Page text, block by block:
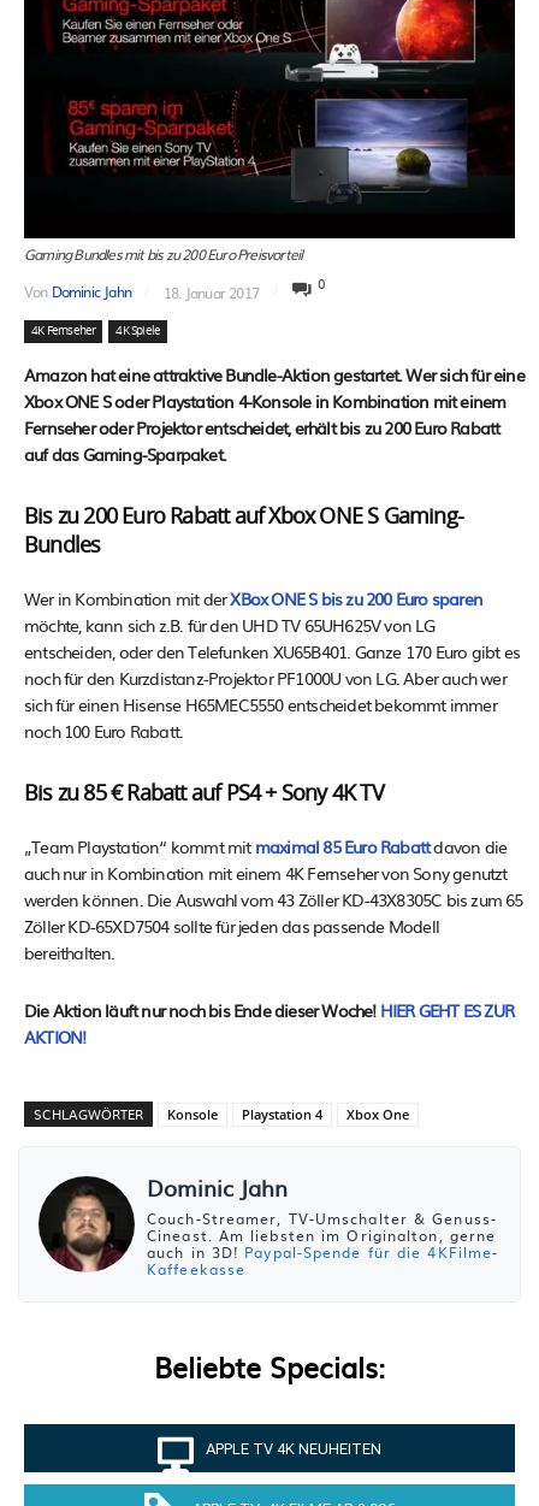
Gaming Bundles mit bis zu 200 Euro Preisvorteil
Von Dominic Jahn 18. Januar 2017 0
4K Fernseher 4K Spiele
Amazon hat eine attraktive Bundle-Aktion gestartet. Wer sich für eine
Xbox ONE S oder Playstation 4-Konsole in Kombination mit einem
Fernseher oder Projektor entscheidet, erhält bis zu 200 Euro Rabatt
auf das Gaming-Sparpaket.
Bis zu 200 Euro Rabatt auf Xbox ONE S Gaming-
Bundles
Wer in Kombination mit derXBox ONE S bis zu 200 Euro sparen
möchte, kann sich z.B. für den UHD TV 65UH625V von LG
entscheiden, oder den Telefunken XU65B401. Ganze 170 Euro gibt es
noch für den Kurzdistanz-Projektor PF1000U von LG. Aber auch wer
sich für einen Hisense H65MEC5550 entscheidet bekommt immer
noch 100 Euro Rabatt.
Bis zu 85 € Rabatt auf PS4 + Sony 4K TV
„Team Playstation“ kommt mit maximal 85 Euro Rabattdavon die
auch nur in Kombination mit einem 4K Fernseher von Sony genutzt
werden können. Die Auswahl vom 43 Zöller KD-43X8305C bis zum 65
Zöller KD-65XD7504 sollte für jeden das passende Modell
bereithalten.
Die Aktion läuft nur noch bis Ende dieser Woche! HIER GEHT ES ZUR
AKTION!
SCHLAGWÖRTER Konsole Playstation 4 Xbox One
Dominic Jahn
Couch-Streamer, TV-Umschalter & Genuss-
Cineast. Am liebsten im Originalton, gerne
auch in 3D! Paypal-Spende für die 4KFilme-
Kaffeekasse
Beliebte Specials:
APPLE TV 4K NEUHEITEN